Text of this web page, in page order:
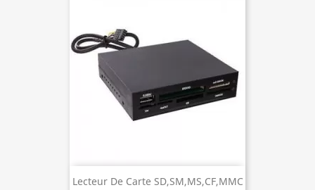
Lecteur De Carte SD,SM,MS,CF,MMC